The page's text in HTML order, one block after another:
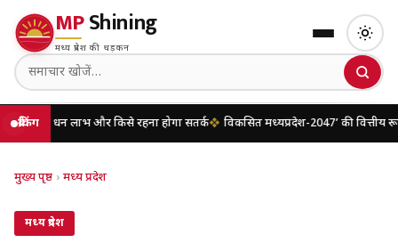
MPShining
मध्य प्रदेश की धड़कन
ब्रेकिंग
लाभ और किसे रहना होगा सतर्क विकसित मध्यप्रदेश-2047’ की वित्तीय रूपरेखा तैयार
मुख्य पृष्ठ › मध्य प्रदेश
मध्य प्रदेश